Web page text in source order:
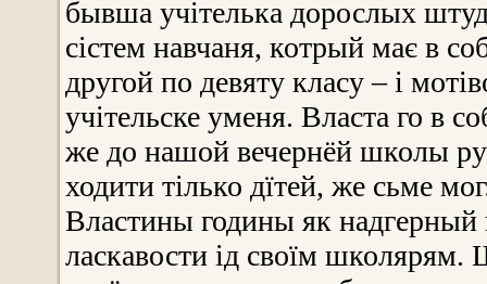
бывша учітелька дорослых
сістем навчаня, котрый має в
другой по девяту класу – і
учітельске уменя. Власта го в
же до нашой вечернёй школы
ходити тілько дїтей, же сьме
Властины годины як надгерный
ласкавости ід своїм школярям.